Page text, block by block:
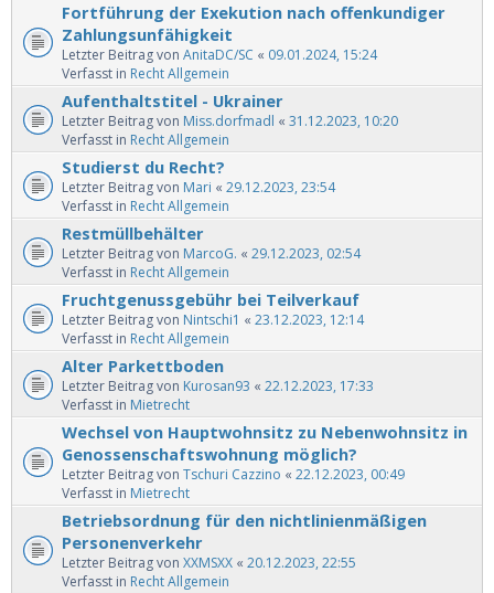
Fortführung der Exekution nach offenkundiger
Zahlungsunfähigkeit
Letzter Beitrag von AnitaDC/SC « 09.01.2024, 15:24
Verfasst in Recht Allgemein
Aufenthaltstitel - Ukrainer
Letzter Beitrag von Miss.dorfmadl « 31.12.2023, 10:20
Verfasst in Recht Allgemein
Studierst du Recht?
Letzter Beitrag von Mari « 29.12.2023, 23:54
Verfasst in Recht Allgemein
Restmüllbehälter
Letzter Beitrag von MarcoG. « 29.12.2023, 02:54
Verfasst in Recht Allgemein
Fruchtgenussgebühr bei Teilverkauf
Letzter Beitrag von Nintschi1 « 23.12.2023, 12:14
Verfasst in Recht Allgemein
Alter Parkettboden
Letzter Beitrag von Kurosan93 « 22.12.2023, 17:33
Verfasst in Mietrecht
Wechsel von Hauptwohnsitz zu Nebenwohnsitz in
Genossenschaftswohnung möglich?
Letzter Beitrag von Tschuri Cazzino « 22.12.2023, 00:49
Verfasst in Mietrecht
Betriebsordnung für den nichtlinienmäßigen
Personenverkehr
Letzter Beitrag von XXMSXX « 20.12.2023, 22:55
Verfasst in Recht Allgemein